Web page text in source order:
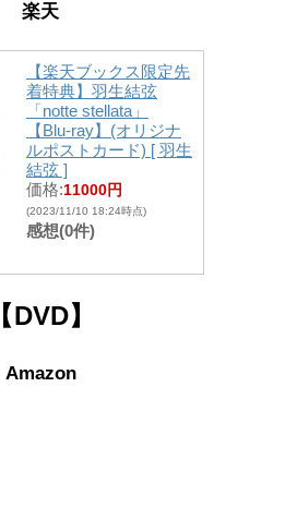
楽天
【楽天ブックス限定先
着特典】羽生結弦
「notte stellata」
【Blu-ray】(オリジナ
ルポストカード) [ 羽生
結弦 ]
価格:11000円
(2023/11/10 18:24時点)
感想(0件)
【DVD】
Amazon